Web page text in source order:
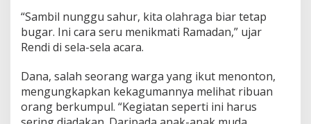
“Sambil nunggu sahur, kita olahraga biar tetap
bugar. Ini cara seru menikmati Ramadan,” ujar
Rendi di sela-sela acara.
Dana, salah seorang warga yang ikut menonton,
mengungkapkan kekagumannya melihat ribuan
orang berkumpul. “Kegiatan seperti ini harus